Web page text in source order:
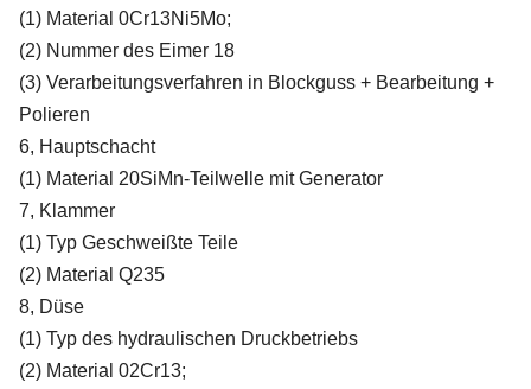
(1) Material 0Cr13Ni5Mo;
(2) Nummer des Eimer 18
(3) Verarbeitungsverfahren in Blockguss + Bearbeitung +
Polieren
6, Hauptschacht
(1) Material 20SiMn-Teilwelle mit Generator
7, Klammer
(1) Typ Geschweißte Teile
(2) Material Q235
8, Düse
(1) Typ des hydraulischen Druckbetriebs
(2) Material 02Cr13;